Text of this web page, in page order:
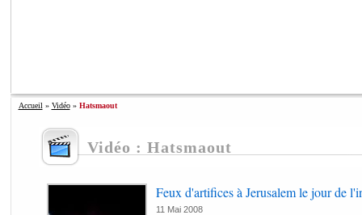
Accueil » Vidéo» Hatsmaout
Vidéo : Hatsmaout
Feux d'artifices à Jerusalem le jour de
11 Mai 2008